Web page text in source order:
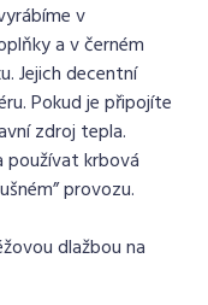
v
a v černém
Jejich decentní
Pokud je připojíte
zdroj tepla.
krbová
provozu.
dlažbou na